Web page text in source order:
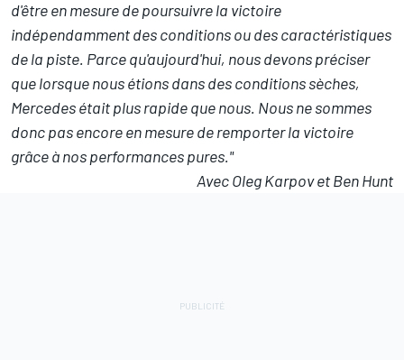
d'être en mesure de poursuivre la victoire
indépendamment des conditions ou des caractéristiques
de la piste. Parce qu'aujourd'hui, nous devons préciser
que lorsque nous étions dans des conditions sèches,
Mercedes était plus rapide que nous. Nous ne sommes
donc pas encore en mesure de remporter la victoire
grâce à nos performances pures."
Avec Oleg Karpov et Ben Hunt